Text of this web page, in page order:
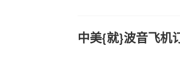
中美{就}波音飞机